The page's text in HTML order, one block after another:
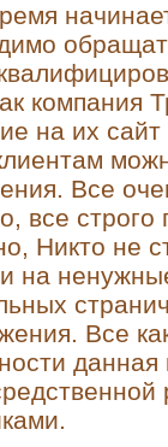
компания
на их
Все
все строго
Никто не
на
Все